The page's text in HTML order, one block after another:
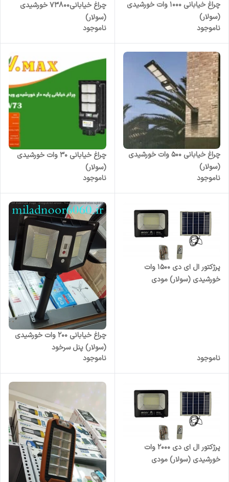
چراغ خیابانی 1000 وات خورشیدی
(سولار)
ناموجود
چراغ خیابانی73800 خورشیدی
(سولار)
ناموجود
چراغ خیابانی 500 وات خورشیدی
(سولار)
ناموجود
چراغ خیابانی ۳۰ وات خورشیدی
(سولار)
ناموجود
پرژکتور ال ای دی 1500 وات
خورشیدی (سولار) مودی
ناموجود
چراغ خیابانی 200 وات خورشیدی
(سولار) پنل سرخود
ناموجود
پرژکتور ال ای دی 2000 وات
خورشیدی (سولار) مودی